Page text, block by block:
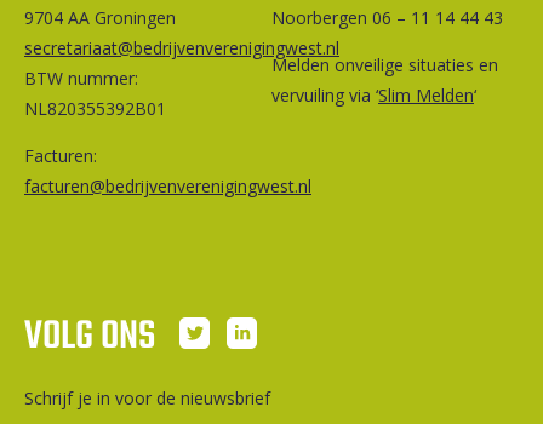
9704 AA Groningen
secretariaat@bedrijvenverenigingwest.nl
BTW nummer:
NL820355392B01
Facturen:
facturen@bedrijvenverenigingwest.nl
Noorbergen 06 – 11 14 44 43
Melden onveilige situaties en
vervuiling via ‘Slim Melden‘
VOLG ONS
Schrijf je in voor de nieuwsbrief